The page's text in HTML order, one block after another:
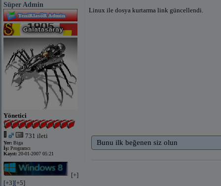
Süper Admin
Yönetici
731 ileti
Yer: Biga
İş: Programcı
Kayıt: 20-01-2007 05:21
[+]
[+3][+5]
Linux ile dosya kurtarma link güncellendi.
Bunu ilk beğenen siz olun